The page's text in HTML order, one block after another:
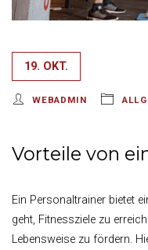
19. OKT.
WEBADMIN
Vorteile von
Ein Personaltrainer bietet
geht, Fitnessziele zu
Lebensweise zu fördern.